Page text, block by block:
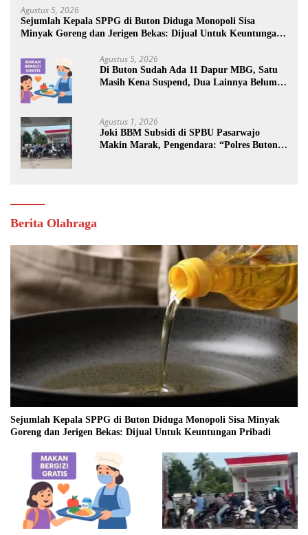
Agustus 5, 2026
Sejumlah Kepala SPPG di Buton Diduga Monopoli Sisa
Minyak Goreng dan Jerigen Bekas: Dijual Untuk Keuntungan
Agustus 5, 2026
Di Buton Sudah Ada 11 Dapur MBG, Satu
Masih Kena Suspend, Dua Lainnya Belum
Agustus 1, 2026
Joki BBM Subsidi di SPBU Pasarwajo
Makin Marak, Pengendara: “Polres Buton
Berita Olahraga
Sejumlah Kepala SPPG di Buton Diduga Monopoli Sisa Minyak
Goreng dan Jerigen Bekas: Dijual Untuk Keuntungan Pribadi